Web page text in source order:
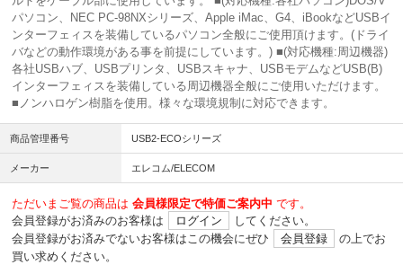
パソコン、NEC PC-98NXシリーズ、Apple iMac、G4、iBookなどUSBイ
ンターフェィスを装備しているパソコン全般にご使用頂けます。(ドライ
バなどの動作環境がある事を前提にしています。) ■(対応機種:周辺機器)
各社USBハブ、USBプリンタ、USBスキャナ、USBモデムなどUSB(B)
インターフェィスを装備している周辺機器全般にご使用いただけます。
■ノンハロゲン樹脂を使用。様々な環境規制に対応できます。
商品管理番号 USB2-ECOシリーズ
メーカー エレコム/ELECOM
ただいまご覧の商品は 会員様限定で特価ご案内中 です。
会員登録がお済みのお客様は
ログイン
してください。
会員登録がお済みでないお客様はこの機会にぜひ
会員登録
の上でお
買い求めください。